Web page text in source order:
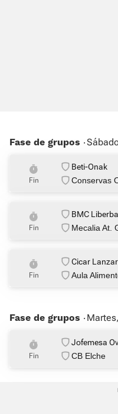
Fase de grupos ‧
Fin
Beti-Onak
Conservas
Fin
BMC
Mecalia At.
Fin
Cicar
Aula
Fase de grupos ‧
Fin
Jofemesa
CB Elche